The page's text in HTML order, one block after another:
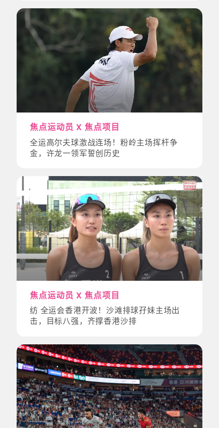
焦点运动员 X 焦点项目
全运高尔夫球激战连场！粉岭主场挥杆争
金，许龙一领军誓创历史
焦点运动员 X 焦点项目
纺 全运会香港开波！沙滩排球孖妹主场出
击，目标八强，齐撑香港沙排